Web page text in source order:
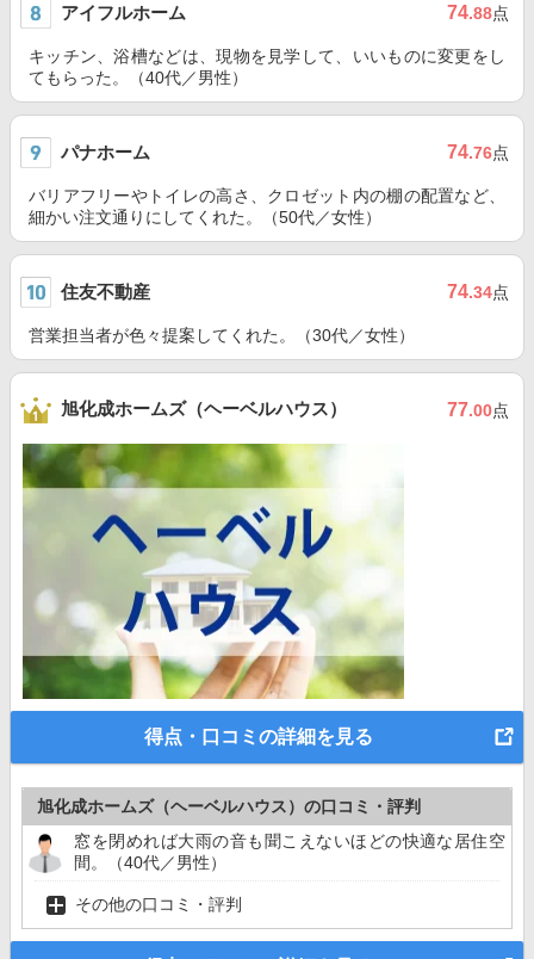
アイフルホーム 74.88点
キッチン、浴槽などは、現物を見学して、いいものに変更をし
てもらった。（40代／男性）
パナホーム 74.76点
バリアフリーやトイレの高さ、クロゼット内の棚の配置など、
細かい注文通りにしてくれた。（50代／女性）
住友不動産 74.34点
営業担当者が色々提案してくれた。（30代／女性）
旭化成ホームズ（ヘーベルハウス） 77.00点
得点・口コミの詳細を見る
旭化成ホームズ（ヘーベルハウス）の口コミ・評判
窓を閉めれば大雨の音も聞こえないほどの快適な居住空
間。（40代／男性）
その他の口コミ・評判